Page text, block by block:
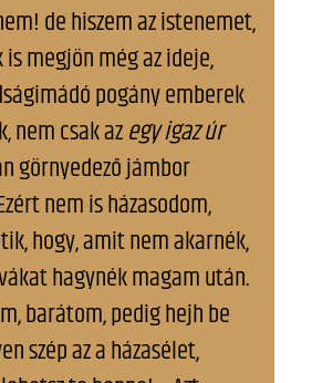
de hiszem az istenemet,
megjön még az ideje,
pogány emberek
nem csak azegy igaz úr
görnyedező jámbor
nem is házasodom,
hogy, amit nem akarnék,
hagynék magam után.
barátom, pedig hejh be
szép az a házasélet,